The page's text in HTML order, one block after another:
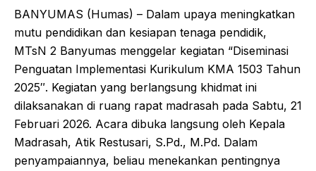
BANYUMAS (Humas) – Dalam upaya meningkatkan
mutu pendidikan dan kesiapan tenaga pendidik,
MTsN 2 Banyumas menggelar kegiatan “Diseminasi
Penguatan Implementasi Kurikulum KMA 1503 Tahun
2025″. Kegiatan yang berlangsung khidmat ini
dilaksanakan di ruang rapat madrasah pada Sabtu, 21
Februari 2026. Acara dibuka langsung oleh Kepala
Madrasah, Atik Restusari, S.Pd., M.Pd. Dalam
penyampaiannya, beliau menekankan pentingnya